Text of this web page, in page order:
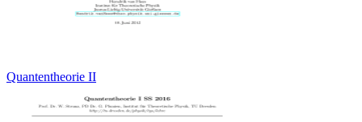
Quantentheorie II